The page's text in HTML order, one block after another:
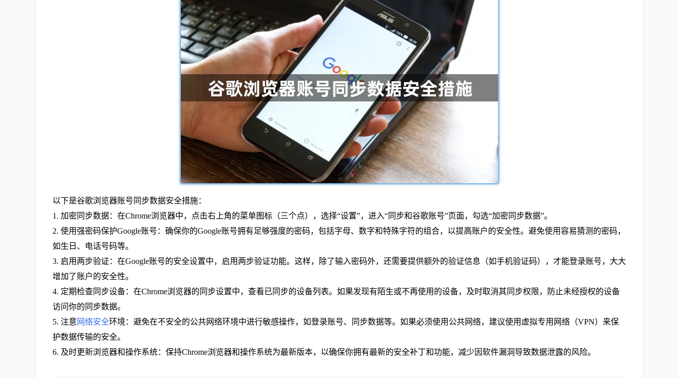
以下是谷歌浏览器账号同步数据安全措施：
1. 加密同步数据：在Chrome浏览器中，点击右上角的菜单图标（三个点），选择“设置”，进入“同步和谷歌账号”页面，勾选“加密同步数据”。
2. 使用强密码保护Google账号：确保你的Google账号拥有足够强度的密码，包括字母、数字和特殊字符的组合，以提高账户的安全性。避免使用容易猜测的密码，
如生日、电话号码等。
3. 启用两步验证：在Google账号的安全设置中，启用两步验证功能。这样，除了输入密码外，还需要提供额外的验证信息（如手机验证码），才能登录账号，大大
增加了账户的安全性。
4. 定期检查同步设备：在Chrome浏览器的同步设置中，查看已同步的设备列表。如果发现有陌生或不再使用的设备，及时取消其同步权限，防止未经授权的设备
访问你的同步数据。
5. 注意 网络安全环境：避免在不安全的公共网络环境中进行敏感操作，如登录账号、同步数据等。如果必须使用公共网络，建议使用虚拟专用网络（VPN）来保
护数据传输的安全。
6. 及时更新浏览器和操作系统：保持Chrome浏览器和操作系统为最新版本，以确保你拥有最新的安全补丁和功能，减少因软件漏洞导致数据泄露的风险。